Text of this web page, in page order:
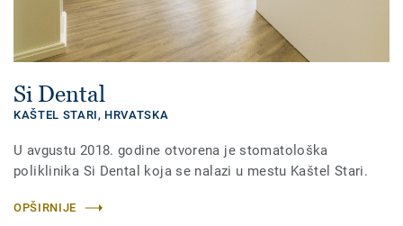
Si Dental
KAŠTEL STARI, HRVATSKA
U avgustu 2018. godine otvorena je stomatološka
poliklinika Si Dental koja se nalazi u mestu Kaštel Stari.
OPŠIRNIJE